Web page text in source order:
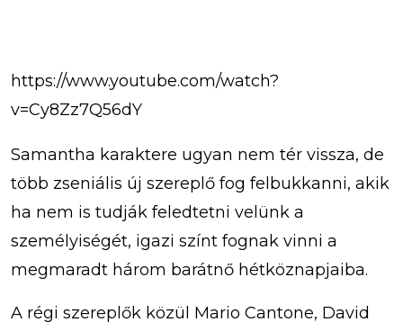
https://www.youtube.com/watch?
v=Cy8Zz7Q56dY
Samantha karaktere ugyan nem tér vissza, de
több zseniális új szereplő fog felbukkanni, akik
ha nem is tudják feledtetni velünk a
személyiségét, igazi színt fognak vinni a
megmaradt három barátnő hétköznapjaiba.
A régi szereplők közül Mario Cantone, David